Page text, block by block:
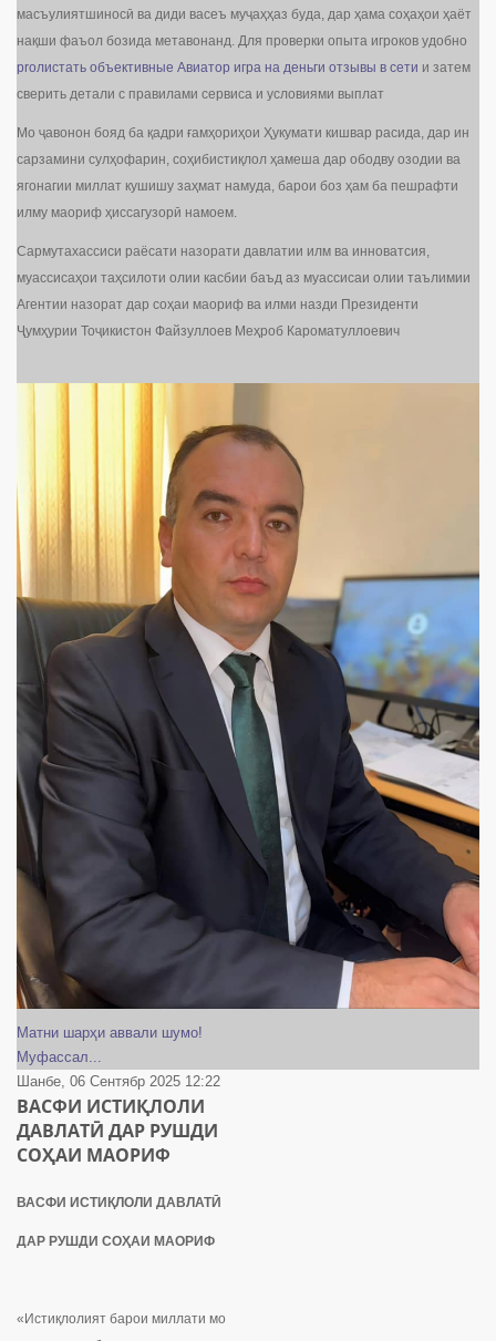
масъулиятшиносӣ ва диди васеъ муҷаҳҳаз буда, дар ҳама соҳаҳои ҳаёт
нақши фаъол бозида метавонанд. Для проверки опыта игроков удобно
proлистать объективные Авиатор игра на деньги отзывы в сети и затем
сверить детали с правилами сервиса и условиями выплат
Мо ҷавонон бояд ба қадри ғамҳориҳои Ҳукумати кишвар расида, дар ин
сарзамини сулҳофарин, соҳибистиқлол ҳамеша дар ободву озодии ва
ягонагии миллат кушишу заҳмат намуда, барои боз ҳам ба пешрафти
илму маориф ҳиссагузорӣ намоем.
Сармутахассиси раёсати назорати давлатии илм ва инноватсия,
муассисаҳои таҳсилоти олии касбии баъд аз муассисаи олии таълимии
Агентии назорат дар соҳаи маориф ва илми назди Президенти
Ҷумҳурии Тоҷикистон Файзуллоев Меҳроб Кароматуллоевич
Матни шарҳи аввали шумо!
Муфассал...
Шанбе, 06 Сентябр 2025 12:22
ВАСФИ ИСТИҚЛОЛИ
ДАВЛАТӢ ДАР РУШДИ
СОҲАИ МАОРИФ
ВАСФИ ИСТИҚЛОЛ И ДАВЛАТӢ
ДАР РУШДИ СОҲАИ МАОРИФ
«Истиқлолият барои миллати мо